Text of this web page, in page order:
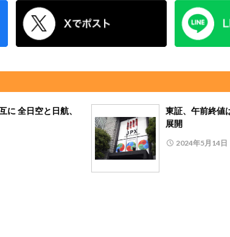
に 全日空と日航、
東証、午前終値
展開
2024年5月14日